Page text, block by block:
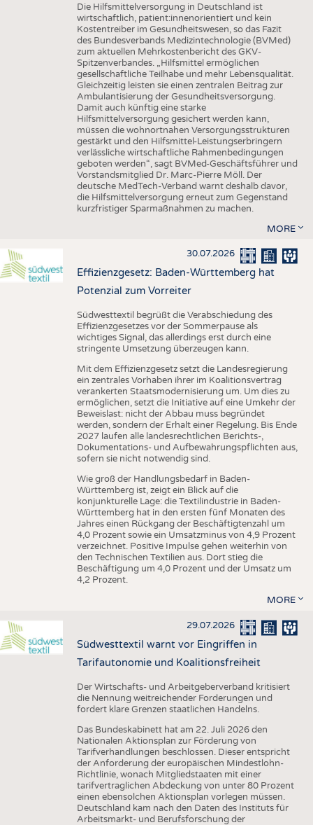
Die Hilfsmittelversorgung in Deutschland ist
wirtschaftlich, patient:innenorientiert und kein
Kostentreiber im Gesundheitswesen, so das Fazit
des Bundesverbands Medizintechnologie (BVMed)
zum aktuellen Mehrkostenbericht des GKV-
Spitzenverbandes. „Hilfsmittel ermöglichen
gesellschaftliche Teilhabe und mehr Lebensqualität.
Gleichzeitig leisten sie einen zentralen Beitrag zur
Ambulantisierung der Gesundheitsversorgung.
Damit auch künftig eine starke
Hilfsmittelversorgung gesichert werden kann,
müssen die wohnortnahen Versorgungsstrukturen
gestärkt und den Hilfsmittel-Leistungserbringern
verlässliche wirtschaftliche Rahmenbedingungen
geboten werden“, sagt BVMed-Geschäftsführer und
Vorstandsmitglied Dr. Marc-Pierre Möll. Der
deutsche MedTech-Verband warnt deshalb davor,
die Hilfsmittelversorgung erneut zum Gegenstand
kurzfristiger Sparmaßnahmen zu machen.
MORE
30.07.2026
Effizienzgesetz: Baden-Württemberg hat
Potenzial zum Vorreiter
Südwesttextil begrüßt die Verabschiedung des
Effizienzgesetzes vor der Sommerpause als
wichtiges Signal, das allerdings erst durch eine
stringente Umsetzung überzeugen kann.
Mit dem Effizienzgesetz setzt die Landesregierung
ein zentrales Vorhaben ihrer im Koalitionsvertrag
verankerten Staatsmodernisierung um. Um dies zu
ermöglichen, setzt die Initiative auf eine Umkehr der
Beweislast: nicht der Abbau muss begründet
werden, sondern der Erhalt einer Regelung. Bis Ende
2027 laufen alle landesrechtlichen Berichts-,
Dokumentations- und Aufbewahrungspflichten aus,
sofern sie nicht notwendig sind.
Wie groß der Handlungsbedarf in Baden-
Württemberg ist, zeigt ein Blick auf die
konjunkturelle Lage: die Textilindustrie in Baden-
Württemberg hat in den ersten fünf Monaten des
Jahres einen Rückgang der Beschäftigtenzahl um
4,0 Prozent sowie ein Umsatzminus von 4,9 Prozent
verzeichnet. Positive Impulse gehen weiterhin von
den Technischen Textilien aus. Dort stieg die
Beschäftigung um 4,0 Prozent und der Umsatz um
4,2 Prozent.
MORE
29.07.2026
Südwesttextil warnt vor Eingriffen in
Tarifautonomie und Koalitionsfreiheit
Der Wirtschafts- und Arbeitgeberverband kritisiert
die Nennung weitreichender Forderungen und
fordert klare Grenzen staatlichen Handelns.
Das Bundeskabinett hat am 22. Juli 2026 den
Nationalen Aktionsplan zur Förderung von
Tarifverhandlungen beschlossen. Dieser entspricht
der Anforderung der europäischen Mindestlohn-
Richtlinie, wonach Mitgliedstaaten mit einer
tarifvertraglichen Abdeckung von unter 80 Prozent
einen ebensolchen Aktionsplan vorlegen müssen.
Deutschland kam nach den Daten des Instituts für
Arbeitsmarkt- und Berufsforschung der